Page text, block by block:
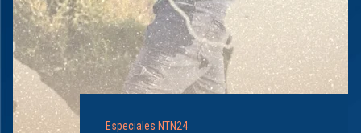
Especiales NTN24